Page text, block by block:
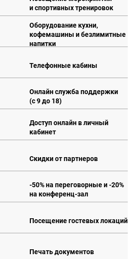
и спортивных тренировок
Оборудование кухни,
кофемашины и безлимитные
напитки
Телефонные кабины
Онлайн служба поддержки
(с 9 до 18)
Доступ онлайн в личный
кабинет
Скидки от партнеров
-50% на переговорные и -20%
на конференц-зал
Посещение гостевых локаций
Печать документов